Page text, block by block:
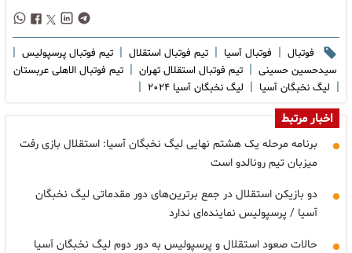
فوتبال | فوتبال آسیا | تیم فوتبال استقلال | تیم فوتبال پرسپولیس |
سیدحسین حسینی | تیم فوتبال استقلال تهران | تیم فوتبال الاهلی عربستان
| لیگ نخبگان آسیا | لیگ نخبگان آسیا ۲۰۲۴ |
اخبار مرتبط
برنامه مرحله یک هشتم نهایی لیگ نخبگان آسیا: استقلال بازی رفت
میزبان تیم رونالدو است
دو بازیکن استقلال در جمع برترین‌های دور مقدماتی لیگ نخبگان
آسیا / پرسپولیس نماینده‌ای ندارد
حالات صعود استقلال و پرسپولیس به دور دوم لیگ نخبگان آسیا